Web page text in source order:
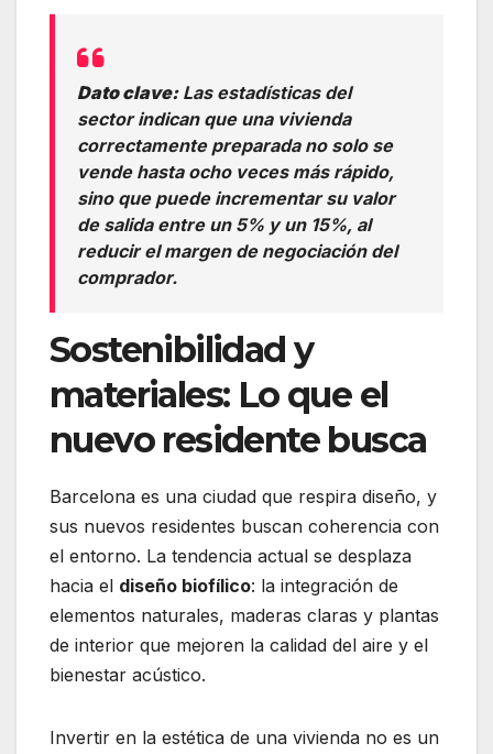
Dato clave:Las estadísticas del
sector indican que una vivienda
correctamente preparada no solo se
vende hasta ocho veces más rápido,
sino que puede incrementar su valor
de salida entre un 5% y un 15%, al
reducir el margen de negociación del
comprador.
Sostenibilidad y
materiales: Lo que el
nuevo residente busca
Barcelona es una ciudad que respira diseño, y
sus nuevos residentes buscan coherencia con
el entorno. La tendencia actual se desplaza
hacia el diseño biofílico: la integración de
elementos naturales, maderas claras y plantas
de interior que mejoren la calidad del aire y el
bienestar acústico.
Invertir en la estética de una vivienda no es un